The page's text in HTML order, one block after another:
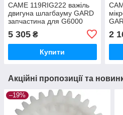
CAME 119RIG222 важіль
двигуна шлагбауму GARD
запчастина для G6000
5 305 ₴
Купити
2
Акційні пропозиції та
–19%